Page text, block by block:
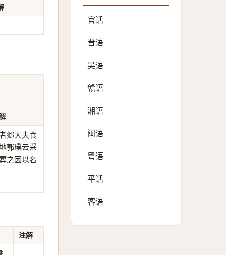
郷大夫食
郭璞云采
之因以名
注解
官话
晋语
吴语
赣语
湘语
闽语
粤语
平话
客语